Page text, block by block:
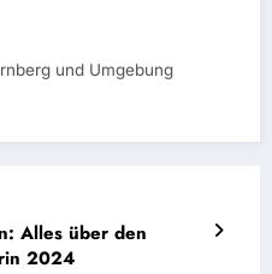
und Umgebung
Alles über den
2024